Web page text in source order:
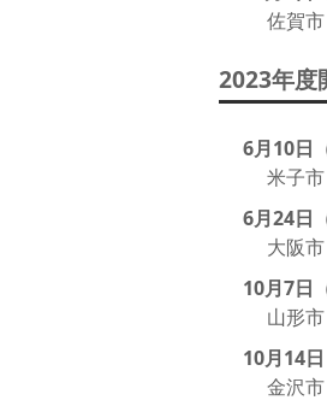
佐賀
2023年度
6月10日
米子
6月24日
大阪
10月7日
山形
10月14
金沢